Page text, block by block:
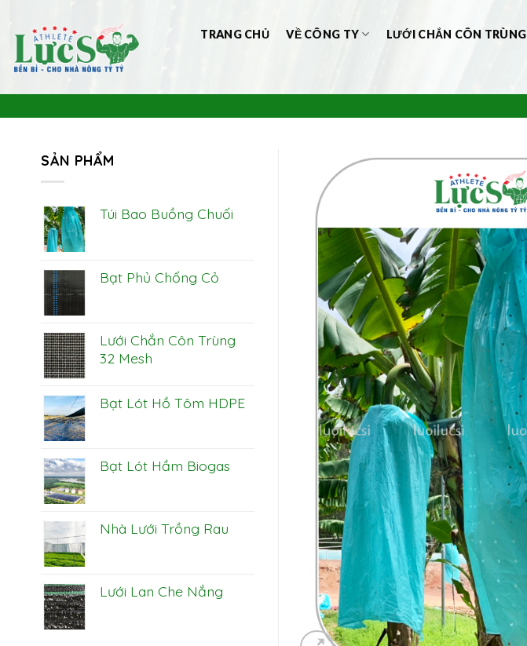
qua
dung
TRANG CHỦ VỀ CÔNG TY LƯỚI CHẮN CÔN TRÙNG
SẢN PHẨM
Túi Bao Buồng Chuối
Bạt Phủ Chống Cỏ
Lưới Chắn Côn Trùng
32 Mesh
Bạt Lót Hồ Tôm HDPE
Bạt Lót Hầm Biogas
Nhà Lưới Trồng Rau
Lưới Lan Che Nắng